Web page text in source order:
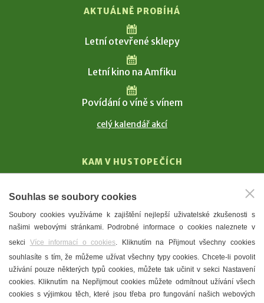
AKTUÁLNĚ PROBÍHÁ
Letní otevřené sklepy
Letní kino na Amfiku
Povídání o víně s vínem
celý kalendář akcí
KAM V HUSTOPEČÍCH
T. G. Masaryk
Mandloně
Ubytování
Restaurace
Městské muzeum a galerie
Denní meníčka
Souhlas se soubory cookies
Soubory cookies využíváme k zajištění nejlepší uživatelské zkušenosti s
našimi webovými stránkami. Podrobné informace o cookies naleznete v
sekci Více informací o cookies. Kliknutím na Přijmout všechny cookies
souhlasíte s tím, že můžeme užívat všechny typy cookies. Chcete-li povolit
užívání pouze některých typů cookies, můžete tak učinit v sekci Nastavení
cookies. Kliknutím na Nepřijmout cookies můžete odmítnout užívání všech
cookies s výjimkou těch, které jsou třeba pro fungování našich webových